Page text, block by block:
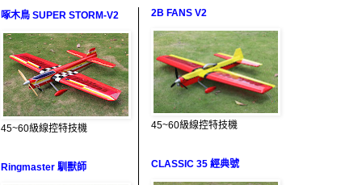
啄木鳥 SUPER STORM-V2
45~60級線控特技機
Ringmaster 馴獸師
2B FANS V2
45~60級線控特技機
CLASSIC 35 經典號